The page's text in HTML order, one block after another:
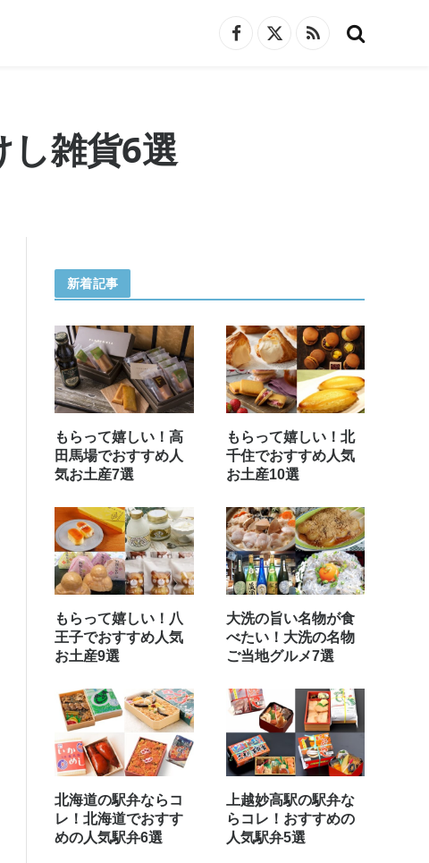
Facebook
X
RSS
し雑貨6選
新着記事
もらって嬉しい！高
田馬場でおすすめ人
気お土産7選
もらって嬉しい！北
千住でおすすめ人気
お土産10選
もらって嬉しい！八
王子でおすすめ人気
お土産9選
大洗の旨い名物が食
べたい！大洗の名物
ご当地グルメ7選
北海道の駅弁ならコ
レ！北海道でおすす
めの人気駅弁6選
上越妙高駅の駅弁な
らコレ！おすすめの
人気駅弁5選